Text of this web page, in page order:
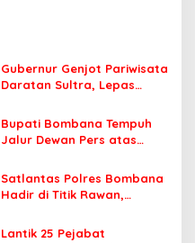
Gubernur Genjot Pariwisata
Daratan Sultra, Lepas
Tiga Kabupaten Unggulan
Bupati Bombana Tempuh
Jalur Dewan Pers atas
Korupsi Jembatan Cirauci II
Satlantas Polres Bombana
Hadir di Titik Rawan,
Sekolah dengan Aman
Lantik 25 Pejabat